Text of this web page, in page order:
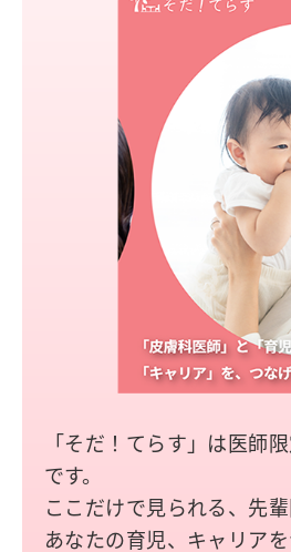
「そだ！てらす」は医師
です。
ここだけで見られる、先輩
あなたの育児、キャリア